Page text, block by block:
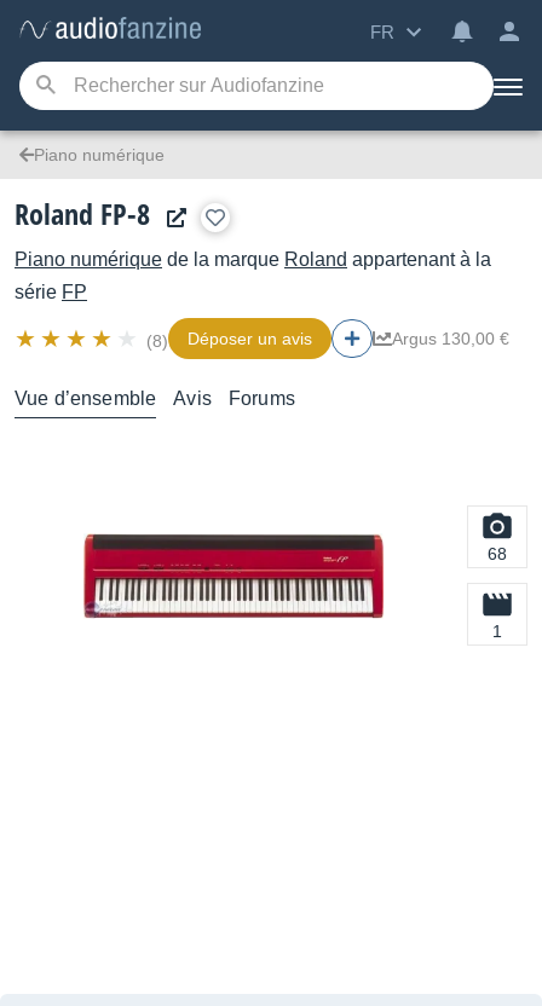
FR
Piano numérique
Roland FP-8
Piano numérique de la marque Roland appartenant à la
série FP
(8) Déposer un avis Argus 130,00 €
Vue d’ensemble Avis Forums
68
1